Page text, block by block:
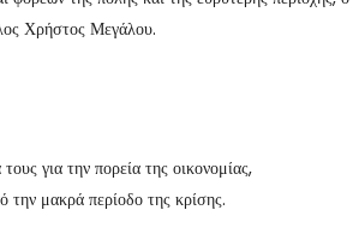
Χρήστος Μεγάλου.
για την πορεία της οικονομίας,
την μακρά περίοδο της κρίσης.